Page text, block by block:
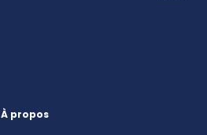
À propos